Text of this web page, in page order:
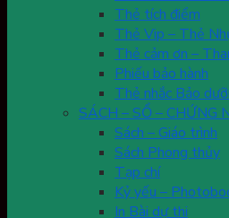
Thẻ tích điểm
Thẻ Vip – Thẻ
Thẻ cảm ơn –
Phiếu bảo hành
Thẻ nhắc Bảo
SÁCH – SỔ – CHỨNG
Sách – Giáo trình
Sách Phong thủy
Tạp chí
Kỷ yếu –
In Bài dự thi